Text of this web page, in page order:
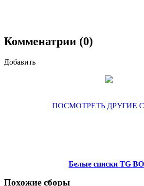
Комменатрии (0)
Добавить
ПОСМОТРЕТЬ ДРУГИЕ
Белые списки TG
Похожие сборы